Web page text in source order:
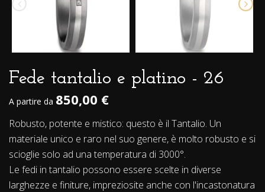
Fede tantalio e platino - 26
A partire da 850,00 €
Robusto, potente e mistico: questo è il Tantalio. Un
materiale unico e raro nel suo genere, è molto robusto e si
scioglie solo ad una temperatura di 3000°.
Le fedi in tantalio possono essere scelte in diverse
larghezze e finiture, impreziosite anche con l'incastonatura